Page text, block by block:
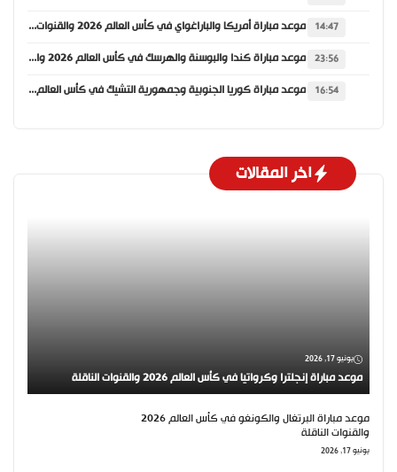
14:47 موعد مباراة أمريكا والباراغواي في كأس العالم 2026 والقنوات الناقلة
23:56 موعد مباراة كندا والبوسنة والهرسك في كأس العالم 2026 والقنوات الناقلة
16:54 موعد مباراة كوريا الجنوبية وجمهورية التشيك في كأس العالم 2026 والقنوات الناقلة
اخر المقالات
يونيو 17, 2026
موعد مباراة إنجلترا وكرواتيا في كأس العالم 2026 والقنوات الناقلة
موعد مباراة البرتغال والكونغو في كأس العالم 2026
والقنوات الناقلة
يونيو 17, 2026